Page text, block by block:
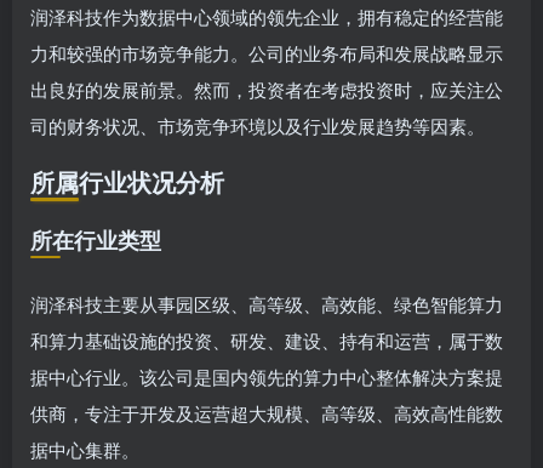
润泽科技作为数据中心领域的领先企业，拥有稳定的经营能
力和较强的市场竞争能力。公司的业务布局和发展战略显示
出良好的发展前景。然而，投资者在考虑投资时，应关注公
司的财务状况、市场竞争环境以及行业发展趋势等因素。
所属行业状况分析
所在行业类型
润泽科技主要从事园区级、高等级、高效能、绿色智能算力
和算力基础设施的投资、研发、建设、持有和运营，属于数
据中心行业。该公司是国内领先的算力中心整体解决方案提
供商，专注于开发及运营超大规模、高等级、高效高性能数
据中心集群。